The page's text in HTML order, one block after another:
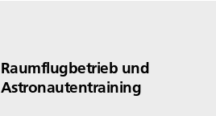
Raumflugbetrieb und
Astronautentraining